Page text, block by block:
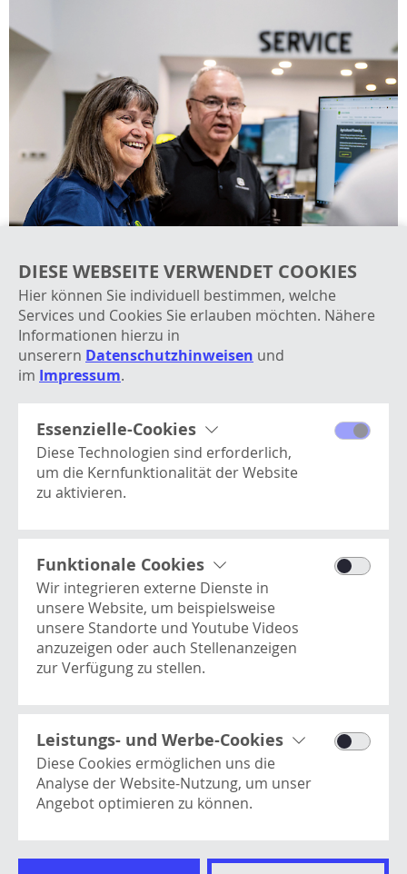
KOMPLETTPAKETE
SERVICE UND ERSATZTEILE ZUM FESTEN PREIS
Damit Sie die Kosten- und Einsatzplanung Ihrer
Ausrüstung und Maschinen optimal verwalten
können, bieten wir Ersatzteile, Reparaturen und
KOMPLETTPAKETE
DIESE WEBSEITE VERWENDET COOKIES
Hier können Sie individuell bestimmen, welche
Services und Cookies Sie erlauben möchten. Nähere
Informationen hierzu in
unserern Datenschutzhinweisen und
im Impressum.
Essenzielle-Cookies
Diese Technologien sind erforderlich,
um die Kernfunktionalität der Website
zu aktivieren.
Dieses Cookie enthält
Basisinformationen zur Benutzer-
Session und ist essentiell für die
Website.
Funktionale Cookies
Wir integrieren externe Dienste in
unsere Website, um beispielsweise
unsere Standorte und Youtube Videos
anzuzeigen oder auch Stellenanzeigen
zur Verfügung zu stellen.
Dies ist ein Video-Player-Dienst. Es kann
vom Benutzer verwendet werden, um
Videos anzusehen, zu teilen, zu
kommentieren und hochzuladen.
Dient als Basis für die Anzeige unserer
Standorte.
Leistungs- und Werbe-Cookies
Diese Cookies ermöglichen uns die
Analyse der Website-Nutzung, um unser
Angebot optimieren zu können.
Google Ads
Newsletter
Impressum
Datenschutz
Hinweisgeberschutzgesetz
Cookies